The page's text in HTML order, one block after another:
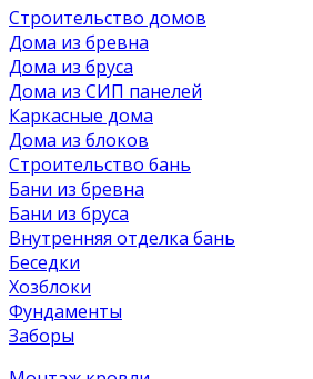
Строительство домов
Дома из бревна
Дома из бруса
Дома из СИП панелей
Каркасные дома
Дома из блоков
Строительство бань
Бани из бревна
Бани из бруса
Внутренняя отделка бань
Беседки
Хозблоки
Фундаменты
Заборы